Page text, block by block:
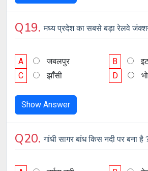
Q19.मध्य प्रदेश का सबसे बड़ा रेलवे
A जबलपुर B
C
झाँसी D
Show Answer
Q20.गांधी सागर बांध किस नदी पर बना है